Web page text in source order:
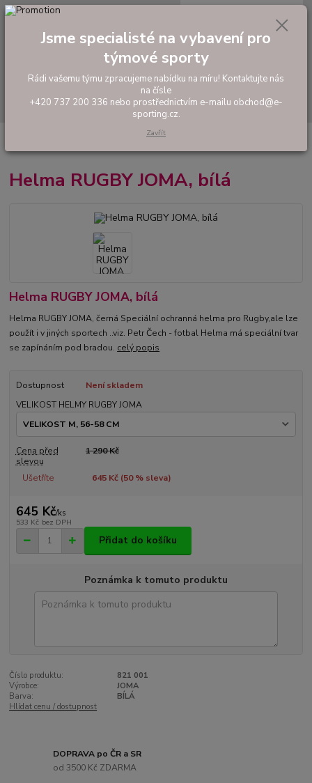
Hledat
tel: +420 737 200 336
0,00 Kč
Ragbyové chrániče a helmy
bílá
Helma RUGBY JOMA, bílá
Helma RUGBY JOMA, bílá
Helma RUGBY JOMA, černá Speciální ochranná helma pro Rugby,ale lze
použít i v jiných sportech ..viz. Petr Čech - fotbal Helma má speciální tvar
se zapínáním pod bradou. celý popis
Dostupnost
Není skladem
VELIKOST HELMY RUGBY JOMA
Cena před
slevou
1 290 Kč
Ušetříte 645 Kč (50% sleva)
645 Kč/ks
533 Kč bez DPH
Přidat do košíku
Poznámka k tomuto produktu
Číslo produktu:
821 001
Výrobce:
JOMA
Barva:
BÍLÁ
Hlídat cenu / dostupnost
DOPRAVA po ČR a SR
od 3500 Kč ZDARMA
Jsme specialisté na vybavení pro
týmové sporty
Rádi vašemu týmu zpracujeme nabídku na míru! Kontaktujte nás
na čísle
+420 737 200 336 nebo prostřednictvím e-mailu obchod@e-
sporting.cz.
Zavřít